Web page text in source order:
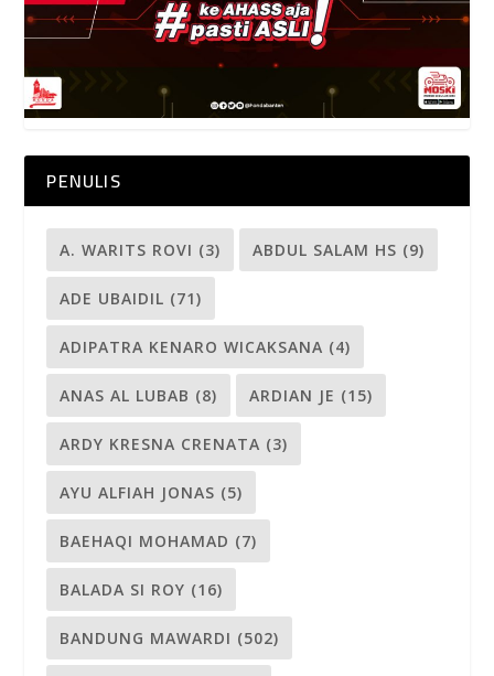
PENULIS
A. WARITS ROVI (3) ABDUL SALAM HS (9)
ADE UBAIDIL (71)
ADIPATRA KENARO WICAKSANA (4)
ANAS AL LUBAB (8) ARDIAN JE (15)
ARDY KRESNA CRENATA (3)
AYU ALFIAH JONAS (5)
BAEHAQI MOHAMAD (7)
BALADA SI ROY (16)
BANDUNG MAWARDI (502)